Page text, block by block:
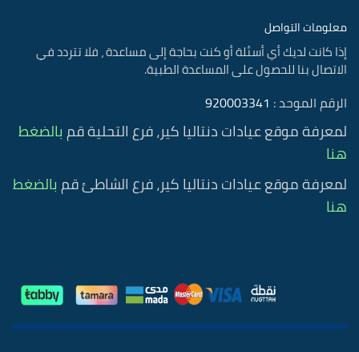
معلومات التواصل
إذا كانت لديك أي أسئلة أو كنت بحاجة إلى مساعدة ، فلا تتردد في
الاتصال بنا للحصول على المساعدة الطبية.
الرقم الموحد : 920003341
لمعرفة موقع عيادات دنتاليا كير، فرع التحلية قمبالضغط
هنا
لمعرفة موقع عيادات دنتاليا كير، فرع الشاطئ قمبالضغط
هنا